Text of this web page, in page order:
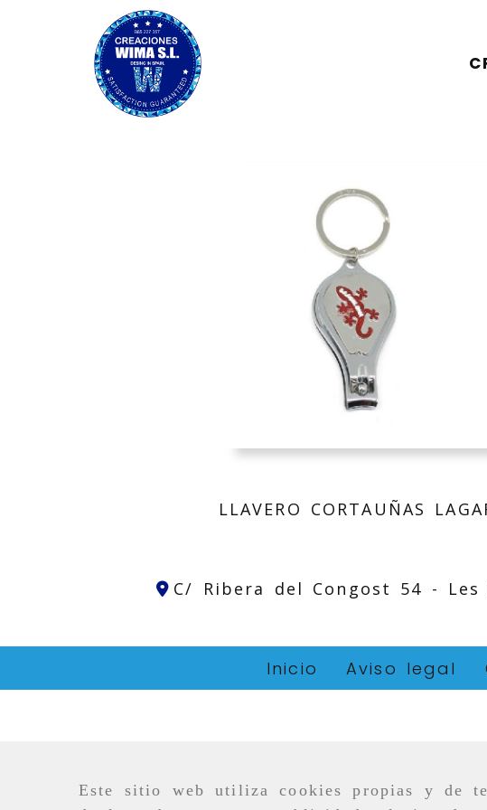
Este sitio web utiliza cookies propias y de
LLAVERO CORTAUÑAS
C/ Ribera del Congost 54 -
Inicio Aviso legal